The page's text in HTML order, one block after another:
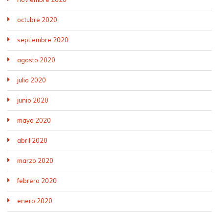
octubre 2020
septiembre 2020
agosto 2020
julio 2020
junio 2020
mayo 2020
abril 2020
marzo 2020
febrero 2020
enero 2020